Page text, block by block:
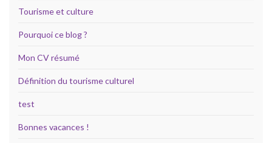
Tourisme et culture
Pourquoi ce blog ?
Mon CV résumé
Définition du tourisme culturel
test
Bonnes vacances !